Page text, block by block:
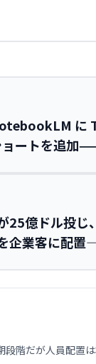
に
ョートを追加
25億ドル投じ
企業客に配
階だが人員配置